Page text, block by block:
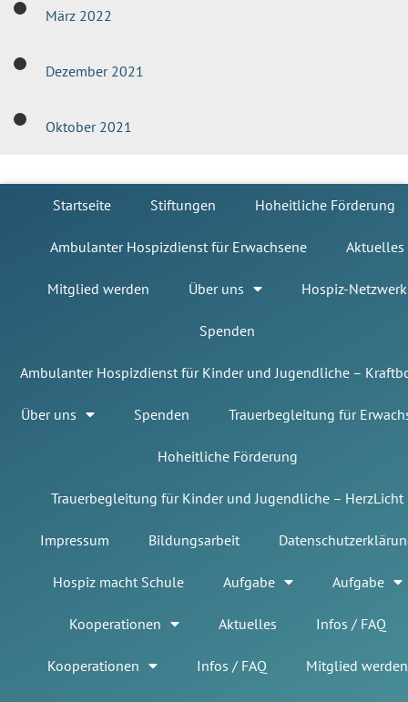
März 2022
Dezember 2021
Oktober 2021
Startseite Stiftungen Hoheitliche Förderung
Ambulanter Hospizdienst für Erwachsene Aktuelles
Mitglied werden Über uns Hospiz-Netzwerk
Spenden
Ambulanter Hospizdienst für Kinder und Jugendliche –
Über uns Spenden Trauerbegleitung für
Hoheitliche Förderung
Trauerbegleitung für Kinder und Jugendliche – HerzLicht
Impressum Bildungsarbeit
Hospiz macht Schule Aufgabe Aufgabe
Kooperationen Aktuelles Infos / FAQ
Kooperationen Infos / FAQ Mitglied werden